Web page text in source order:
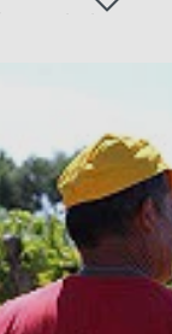
uve autoctone con